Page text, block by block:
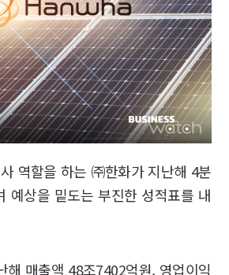
역할을 하는 ㈜한화가 지난해 4분
예상을 밑도는 부진한 성적표를 내
해 매출액 48조7402억원, 영업이익